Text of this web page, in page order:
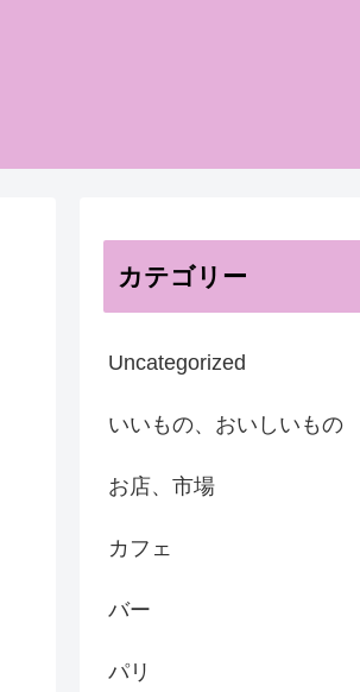
カテゴリー
Uncategorized
いいもの、おいしいもの
お店、市場
カフェ
バー
パリ